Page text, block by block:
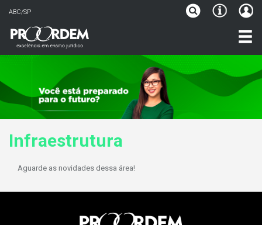
ABC/SP
Infraestrutura
Aguarde as novidades dessa área!